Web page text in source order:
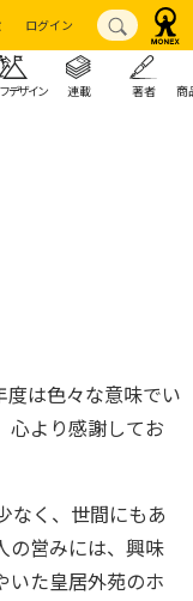
ログイン
デザイン 連載 著者 商
度は色々な意味でい
心より感謝してお
なく、世間にもあ
の営みには、興味
いた皇居外苑のホ